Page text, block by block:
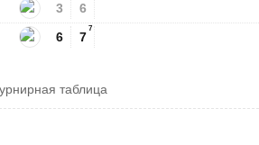
3
6
6
7
7
таблица